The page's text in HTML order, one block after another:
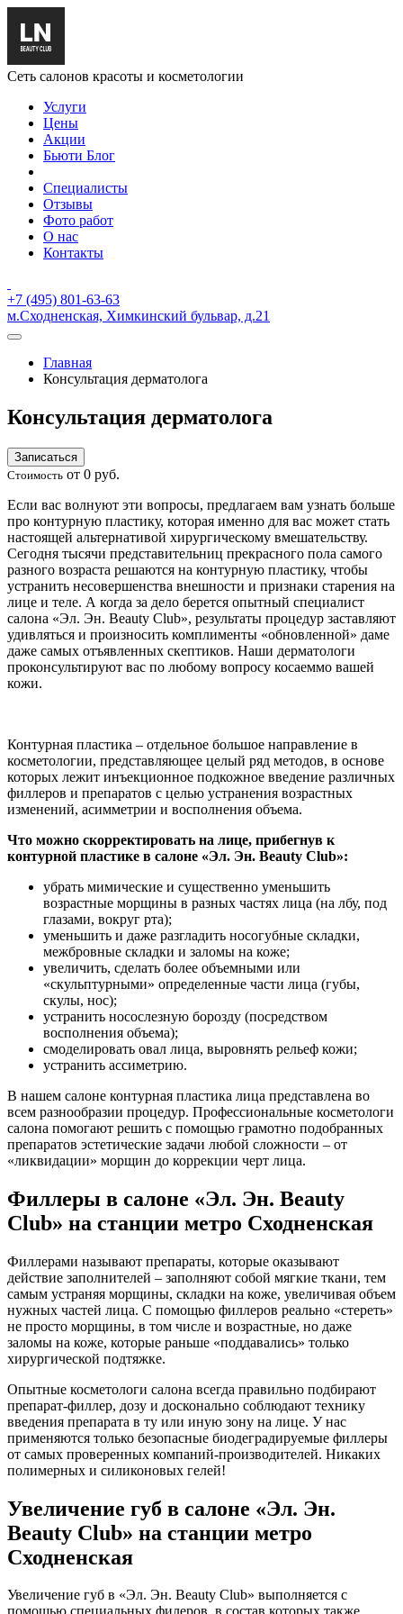
Сеть салонов красоты и косметологии
Услуги
Цены
Акции
Бьюти Блог
Специалисты
Отзывы
Фото работ
О нас
Контакты
+7 (495) 801-63-63
м.Сходненская, Химкинский бульвар, д.21
Главная
Консультация дерматолога
Консультация дерматолога
Записаться
Стоимость от 0 руб.
Если вас волнуют эти вопросы, предлагаем вам узнать больше
про контурную пластику, которая именно для вас может стать
настоящей альтернативой хирургическому вмешательству.
Сегодня тысячи представительниц прекрасного пола самого
разного возраста решаются на контурную пластику, чтобы
устранить несовершенства внешности и признаки старения на
лице и теле. А когда за дело берется опытный специалист
салона «Эл. Эн. Beauty Club», результаты процедур заставляют
удивляться и произносить комплименты «обновленной» даме
даже самых отъявленных скептиков. Наши дерматологи
проконсультируют вас по любому вопросу косаеммо вашей
кожи.
Контурная пластика – отдельное большое направление в
косметологии, представляющее целый ряд методов, в основе
которых лежит инъекционное подкожное введение различных
филлеров и препаратов с целью устранения возрастных
изменений, асимметрии и восполнения объема.
Что можно скорректировать на лице, прибегнув к
контурной пластике в салоне «Эл. Эн. Beauty Club»:
убрать мимические и существенно уменьшить
возрастные морщины в разных частях лица (на лбу, под
глазами, вокруг рта);
уменьшить и даже разгладить носогубные складки,
межбровные складки и заломы на коже;
увеличить, сделать более объемными или
«скульптурными» определенные части лица (губы,
скулы, нос);
устранить носослезную борозду (посредством
восполнения объема);
смоделировать овал лица, выровнять рельеф кожи;
устранить ассиметрию.
В нашем салоне контурная пластика лица представлена во
всем разнообразии процедур. Профессиональные косметологи
салона помогают решить с помощью грамотно подобранных
препаратов эстетические задачи любой сложности – от
«ликвидации» морщин до коррекции черт лица.
Филлеры в салоне «Эл. Эн. Beauty
Club» на станции метро Сходненская
Филлерами называют препараты, которые оказывают
действие заполнителей – заполняют собой мягкие ткани, тем
самым устраняя морщины, складки на коже, увеличивая объем
нужных частей лица. С помощью филлеров реально «стереть»
не просто морщины, в том числе и возрастные, но даже
заломы на коже, которые раньше «поддавались» только
хирургической подтяжке.
Опытные косметологи салона всегда правильно подбирают
препарат-филлер, дозу и досконально соблюдают технику
введения препарата в ту или иную зону на лице. У нас
применяются только безопасные биодеградируемые филлеры
от самых проверенных компаний-производителей. Никаких
полимерных и силиконовых гелей!
Увеличение губ в салоне «Эл. Эн.
Beauty Club» на станции метро
Сходненская
Увеличение губ в «Эл. Эн. Beauty Club» выполняется с